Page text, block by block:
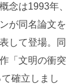
念は1993年、
が同名論文を
して登場。同
「文明の衝突
確立しまし